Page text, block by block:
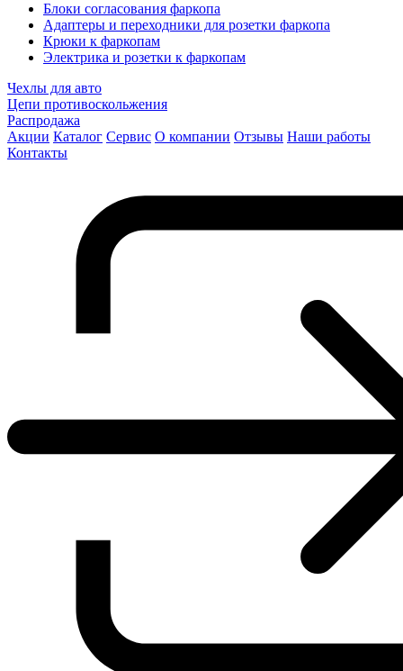
Блоки согласования фаркопа
Адаптеры и переходники для розетки фаркопа
Крюки к фаркопам
Электрика и розетки к фаркопам
Чехлы для авто
Цепи противоскольжения
Распродажа
Акции Каталог Сервис О компании Отзывы Наши работы
Контакты